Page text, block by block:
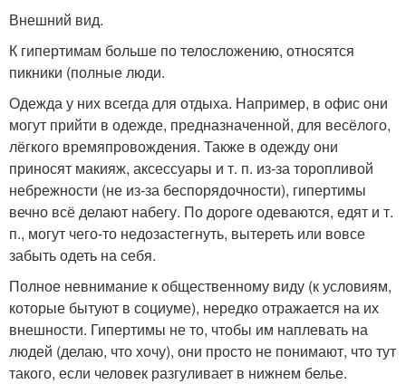
Внешний вид.
К гипертимам больше по телосложению, относятся
пикники (полные люди.
Одежда у них всегда для отдыха. Например, в офис они
могут прийти в одежде, предназначенной, для весёлого,
лёгкого времяпровождения. Также в одежду они
приносят макияж, аксессуары и т. п. из-за торопливой
небрежности (не из-за беспорядочности), гипертимы
вечно всё делают набегу. По дороге одеваются, едят и т.
п., могут чего-то недозастегнуть, вытереть или вовсе
забыть одеть на себя.
Полное невнимание к общественному виду (к условиям,
которые бытуют в социуме), нередко отражается на их
внешности. Гипертимы не то, чтобы им наплевать на
людей (делаю, что хочу), они просто не понимают, что тут
такого, если человек разгуливает в нижнем белье.